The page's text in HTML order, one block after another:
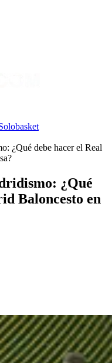
¿Qué debe hacer el Real
¿Qué
Baloncesto en